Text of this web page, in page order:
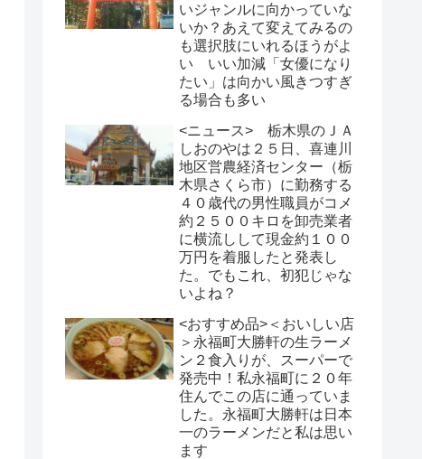
いジャンルに向かっていな
いか？あえて変えてみるの
も選択肢にいれるほうがよ
い いい加減「女優になり
たい」は向かい風きつすぎ
る場合も多い
<ニュース> 栃木県のＪＡ
しおのやは２５日、喜連川
地区営農経済センター（栃
木県さくら市）に勤務する
４０歳代の男性職員がコメ
約２５００キロを卸売業者
に横流しして現金約１００
万円を着服したと発表し
た。でもこれ、初犯じゃな
いよね？
<おすすめ品>＜おいしい店
＞永福町大勝軒の生ラーメ
ン２食入りが、スーパーで
発売中！私永福町に２０年
住んでこの店に通っていま
した。永福町大勝軒は日本
一のラーメンだと私は思い
ます